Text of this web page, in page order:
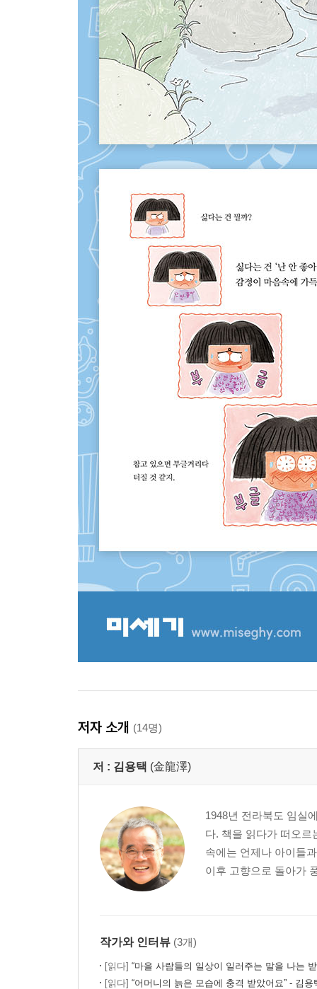
저자 소개 (14명)
저 : 김용택 (金龍澤)
1948년 전라북도 임실
다. 책을 읽다가 떠오르
속에는 언제나 아이들
이후 고향으로 돌아가
작가와 인터뷰 (3개)
[읽다] “마을 사람들의 일상이 일러주는 말을 나는
[읽다] “어머니의 늙은 모습에 충격 받았어요” - 김용택